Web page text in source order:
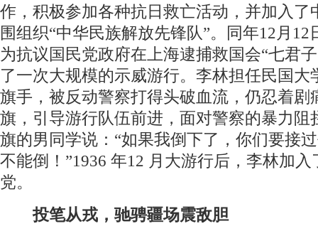
作，积极参加各种抗日救亡活动，并加入了
围组织“中华民族解放先锋队”。同年12月12
为抗议国民党政府在上海逮捕救国会“七君
了一次大规模的示威游行。李林担任民国大
旗手，被反动警察打得头破血流，仍忍着剧
旗，引导游行队伍前进，面对警察的暴力阻
旗的男同学说：“如果我倒下了，你们要接
不能倒！”1936 年12 月大游行后，李林加入
党。
投笔从戎，驰骋疆场震敌胆